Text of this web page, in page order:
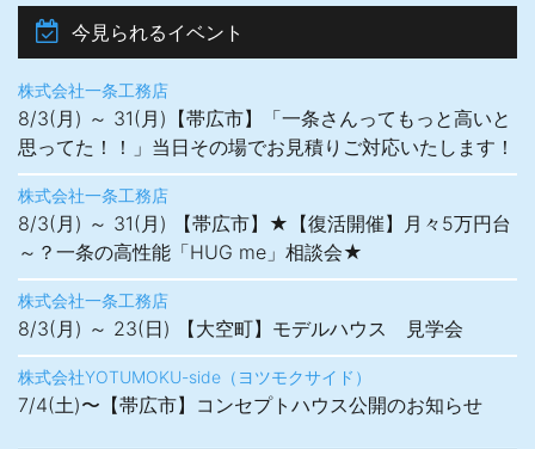
今見られるイベント
株式会社一条工務店
8/3(月) ～ 31(月)【帯広市】「一条さんってもっと高いと
思ってた！！」当日その場でお見積りご対応いたします！
株式会社一条工務店
8/3(月) ～ 31(月) 【帯広市】★【復活開催】月々5万円台
～？一条の高性能「HUG me」相談会★
株式会社一条工務店
8/3(月) ～ 23(日) 【大空町】モデルハウス 見学会
株式会社YOTUMOKU-side（ヨツモクサイド）
7/4(土)〜【帯広市】​コンセプトハウス公開のお知らせ